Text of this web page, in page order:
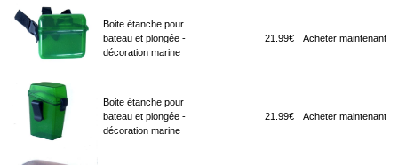
Boite étanche pour
bateau et plongée -
décoration marine
21.99€ Acheter maintenant
Boite étanche pour
bateau et plongée -
décoration marine
21.99€ Acheter maintenant